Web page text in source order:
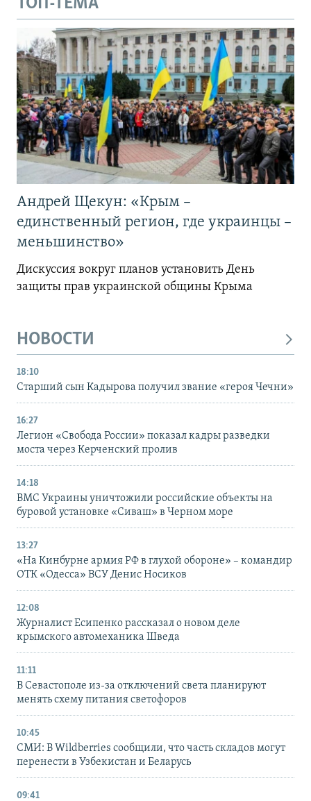
ТОП-ТЕМА
Андрей Щекун: «Крым –
единственный регион, где украинцы –
меньшинство»
Дискуссия вокруг планов установить День
защиты прав украинской общины Крыма
НОВОСТИ
18:10
Старший сын Кадырова получил звание «героя Чечни»
16:27
Легион «Свобода России» показал кадры разведки
моста через Керченский пролив
14:18
ВМС Украины уничтожили российские объекты на
буровой установке «Сиваш» в Черном море
13:27
«На Кинбурне армия РФ в глухой обороне» – командир
ОТК «Одесса» ВСУ Денис Носиков
12:08
Журналист Есипенко рассказал о новом деле
крымского автомеханика Шведа
11:11
В Севастополе из-за отключений света планируют
менять схему питания светофоров
10:45
СМИ: В Wildberries сообщили, что часть складов могут
перенести в Узбекистан и Беларусь
09:41